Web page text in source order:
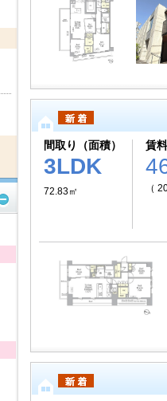
間取り（面積）
3LDK
72.83㎡
賃
（